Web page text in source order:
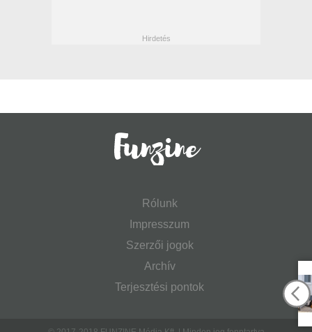
Rólunk
Impresszum
Szerzői jogok
Archív
Terjesztési pontok